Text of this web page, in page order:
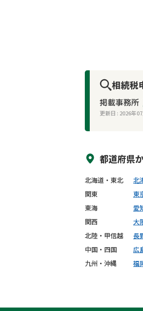
相続税
掲載事務所
更新日 : 2026年
都道府県
北海道・東北 北
関東
東
東海
愛
関西
大
北陸・甲信越
長
中国・四国
広
九州・沖縄
福